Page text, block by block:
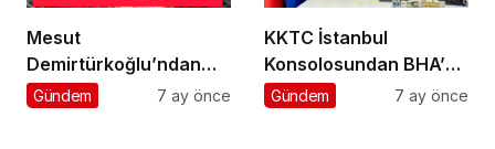
Mesut
Demirtürkoğlu’ndan
Örnek Davranış
Gündem 7 ay önce
KKTC İstanbul
Konsolosundan BHA’ya
Ziyaret
Gündem 7 ay önce